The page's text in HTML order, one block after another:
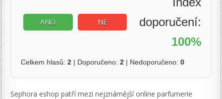
ANO NE
doporučení:
100%
Celkem hlasů:2 | Doporučeno:2 | Nedoporučeno:0
Sephora eshop patří mezi nejznámější online parfumerie